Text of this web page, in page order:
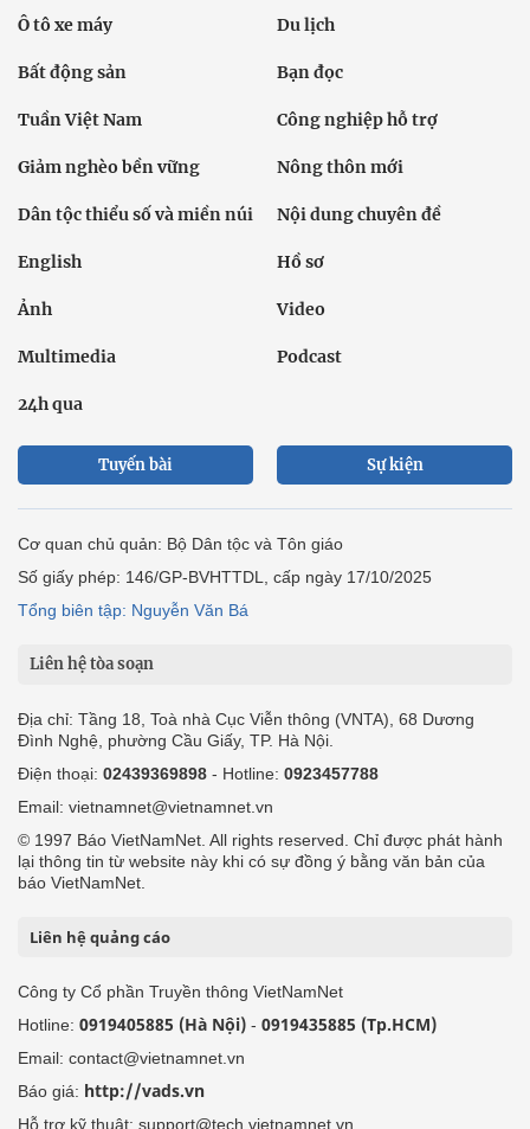
Ô tô xe máy Du lịch
Bất động sản Bạn đọc
Tuần Việt Nam Công nghiệp hỗ trợ
Giảm nghèo bền vững Nông thôn mới
Dân tộc thiểu số và miền núi Nội dung chuyên đề
English Hồ sơ
Ảnh Video
Multimedia Podcast
24h qua
Tuyến bài Sự kiện
Cơ quan chủ quản: Bộ Dân tộc và Tôn giáo
Số giấy phép: 146/GP-BVHTTDL, cấp ngày 17/10/2025
Tổng biên tập: Nguyễn Văn Bá
Liên hệ tòa soạn
Địa chỉ: Tầng 18, Toà nhà Cục Viễn thông (VNTA), 68 Dương
Đình Nghệ, phường Cầu Giấy, TP. Hà Nội.
Điện thoại: 02439369898 - Hotline: 0923457788
Email: vietnamnet@vietnamnet.vn
© 1997 Báo VietNamNet. All rights reserved. Chỉ được phát hành
lại thông tin từ website này khi có sự đồng ý bằng văn bản của
báo VietNamNet.
Liên hệ quảng cáo
Công ty Cổ phần Truyền thông VietNamNet
Hotline: 0919405885 (Hà Nội) - 0919435885 (Tp.HCM)
Email: contact@vietnamnet.vn
Báo giá: http://vads.vn
Hỗ trợ kỹ thuật: support@tech.vietnamnet.vn